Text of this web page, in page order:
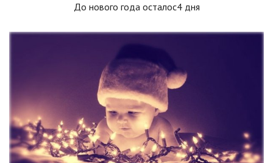
До нового года осталос4 дня